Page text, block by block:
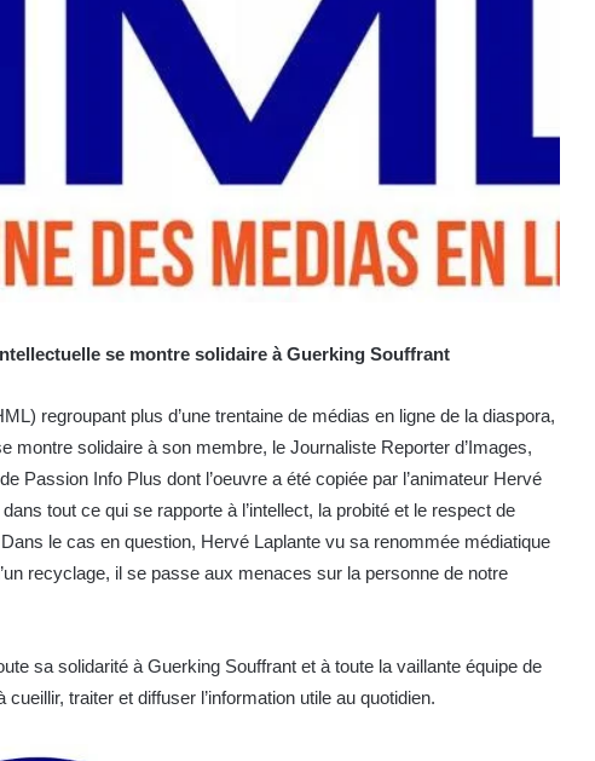
se montre solidaire à Guerking Souffrant
regroupant plus d’une trentaine de médias en ligne de la diaspora,
montre solidaire à son membre, le Journaliste Reporter d’Images,
Passion Info Plus dont l’oeuvre a été copiée par l’animateur Hervé
tout ce qui se rapporte à l’intellect, la probité et le respect de
le cas en question, Hervé Laplante vu sa renommée médiatique
recyclage, il se passe aux menaces sur la personne de notre
sa solidarité à Guerking Souffrant et à toute la vaillante équipe de
traiter et diffuser l’information utile au quotidien.